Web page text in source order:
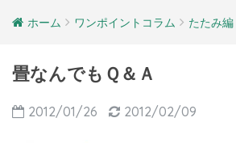
ホーム ワンポイントコラム たたみ編
畳なんでもＱ＆Ａ
2012/01/26 2012/02/09